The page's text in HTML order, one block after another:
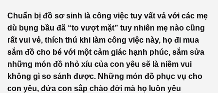
Chuẩn bị đồ sơ sinh là công việc tuy vất vả với các mẹ
dù bụng bầu đã “to vượt mặt” tuy nhiên mẹ nào cũng
rất vui vẻ, thích thú khi làm công việc này, họ đi mua
sắm đồ cho bé với một cảm giác hạnh phúc, sắm sửa
những món đồ nhỏ xíu của con yêu sẽ là niềm vui
không gì so sánh được. Những món đồ phục vụ cho
con yêu, đứa con sắp chào đời mà họ luôn yêu